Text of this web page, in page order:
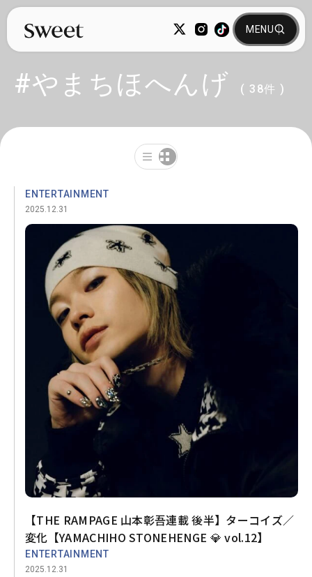
#やまちほへんげ ( 38件 )
ENTERTAINMENT
2025.12.31
【THE RAMPAGE 山本彰吾連載 後半】ターコイズ／
変化【YAMACHIHO STONEHENGE 💎 vol.12】
ENTERTAINMENT
2025.12.31